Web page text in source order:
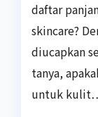
daftar
skincare?
diucapkan
tanya,
untuk